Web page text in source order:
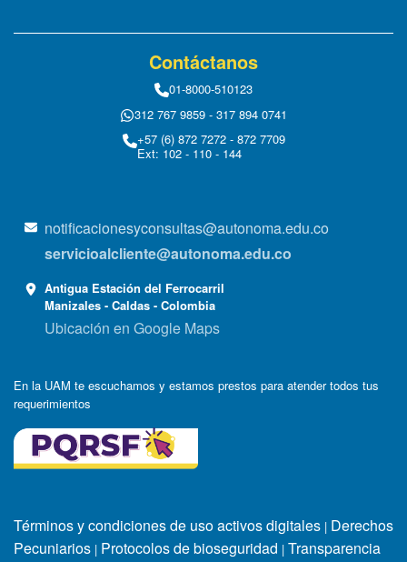
Contáctanos
01-8000-510123
312 767 9859 - 317 894 0741
+57 (6) 872 7272 - 872 7709
Ext: 102 - 110 - 144
notificacionesyconsultas@autonoma.edu.co
servicioalcliente@autonoma.edu.co
Antigua Estación del Ferrocarril
Manizales - Caldas - Colombia
Ubicación en Google Maps
En la UAM te escuchamos y estamos prestos para atender todos tus
requerimientos
Términos y condiciones de uso activos digitales | Derechos
Pecuniarios | Protocolos de bioseguridad | Transparencia